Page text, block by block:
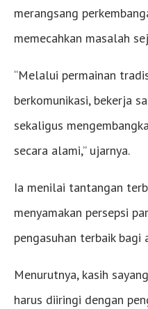
merangsang
memecahkan masalah
“Melalui permainan
berkomunikasi, bekerja
sekaligus
secara alami,” ujarnya.
Ia menilai tantangan
menyamakan persepsi
pengasuhan terbaik bagi
Menurutnya, kasih
harus diiringi dengan